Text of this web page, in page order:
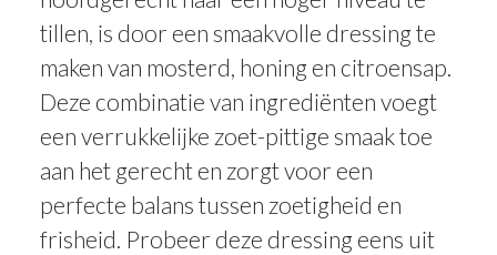
tillen, is door een smaakvolle dressing te
maken van mosterd, honing en citroensap.
Deze combinatie van ingrediënten voegt
een verrukkelijke zoet-pittige smaak toe
aan het gerecht en zorgt voor een
perfecte balans tussen zoetigheid en
frisheid. Probeer deze dressing eens uit